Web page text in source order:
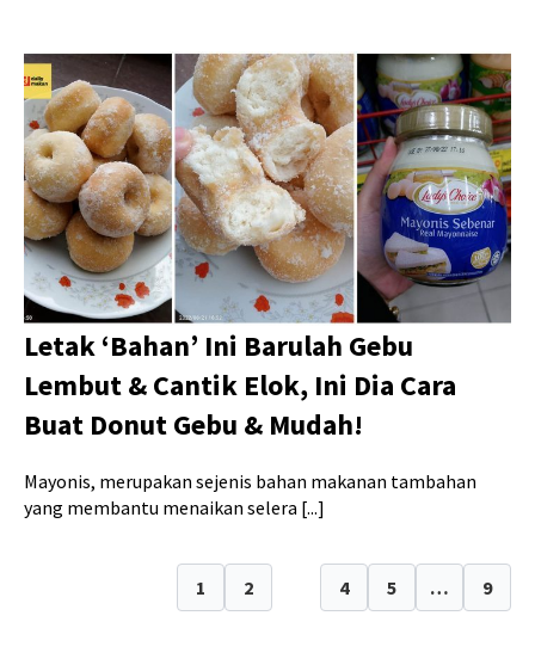
Letak ‘Bahan’ Ini Barulah Gebu
Lembut & Cantik Elok, Ini Dia Cara
Buat Donut Gebu & Mudah!
Mayonis, merupakan sejenis bahan makanan tambahan
yang membantu menaikan selera [...]
1 2 4 5 … 9